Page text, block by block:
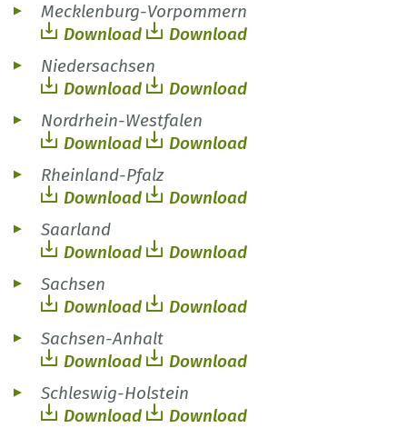
Mecklenburg-Vorpommern
Download
Download
Niedersachsen
Download
Download
Nordrhein-Westfalen
Download
Download
Rheinland-Pfalz
Download
Download
Saarland
Download
Download
Sachsen
Download
Download
Sachsen-Anhalt
Download
Download
Schleswig-Holstein
Download
Download